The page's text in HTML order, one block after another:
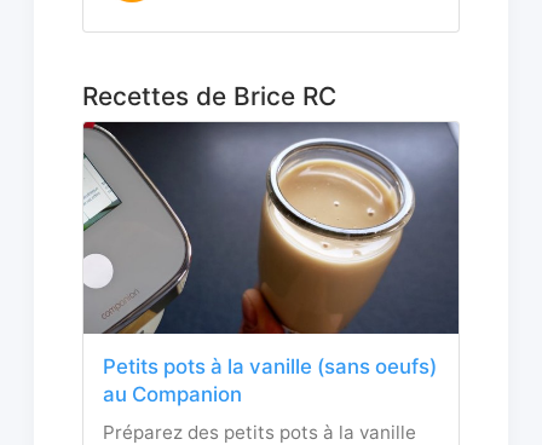
Recettes de Brice RC
Petits pots à la vanille (sans oeufs)
au Companion
Préparez des petits pots à la vanille